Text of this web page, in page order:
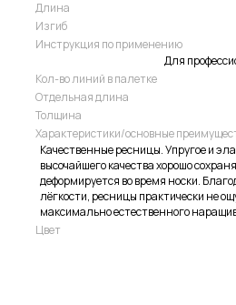
Длина
Изгиб
Инструкция по применению
Для
Кол-во линий в палетке
Отдельная длина
Толщина
Характеристики/основные
Качественные ресницы. Упругое и
высочайшего качества хорошо
деформируется во время носки.
лёгкости, ресницы практически не
максимально естественного
Цвет